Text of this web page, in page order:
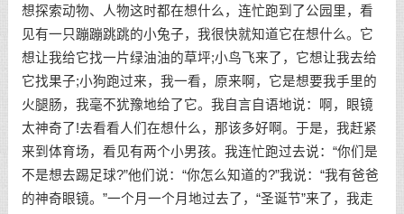
想探索动物、人物这时都在想什么，连忙跑到了公园里，看
见有一只蹦蹦跳跳的小兔子，我很快就知道它在想什么。它
想让我给它找一片绿油油的草坪;小鸟飞来了，它想让我去给
它找果子;小狗跑过来，我一看，原来啊，它是想要我手里的
火腿肠，我毫不犹豫地给了它。我自言自语地说：啊，眼镜
太神奇了!去看看人们在想什么，那该多好啊。于是，我赶紧
来到体育场，看见有两个小男孩。我连忙跑过去说：“你们是
不是想去踢足球?”他们说：“你怎么知道的?”我说：“我有爸爸
的神奇眼镜。”一个月一个月地过去了，“圣诞节”来了，我走